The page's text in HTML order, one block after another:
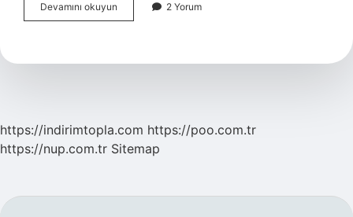
Devamını okuyun
Satış
Gelir
2 Yorum
https://indirimtopla.com https://poo.com.tr
https://nup.com.tr Sitemap